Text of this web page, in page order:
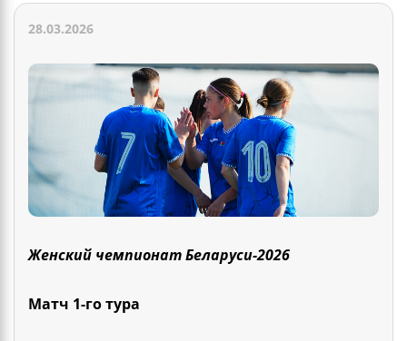
28.03.2026
Женский чемпионат Беларуси-2026
Матч 1-го тура